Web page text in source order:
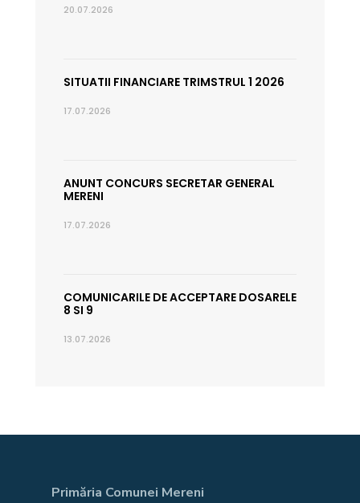
20.07.2026
SITUATII FINANCIARE TRIMSTRUL 1 2026
17.07.2026
ANUNT CONCURS SECRETAR GENERAL
MERENI
17.07.2026
COMUNICARILE DE ACCEPTARE DOSARELE
8 SI 9
13.07.2026
Primăria Comunei Mereni